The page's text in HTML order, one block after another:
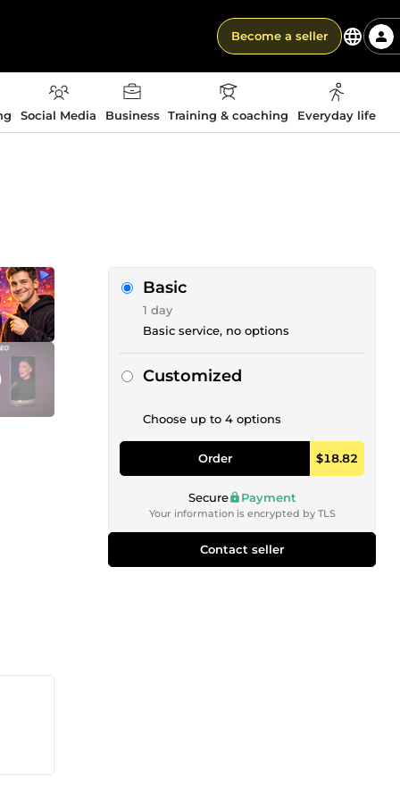
Become a seller
Social Media Business Training & coaching Everyday life
Basic
1 day
Basic service, no options
Customized
Choose up to 4 options
Order $18.82
Secure Payment
Your information is encrypted by TLS
Contact seller